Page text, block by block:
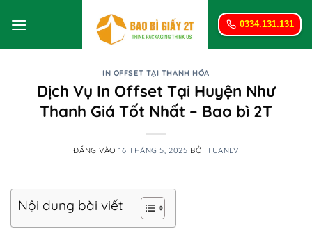
qua
0334.131.131
IN OFFSET TẠI THANH HÓA
Dịch Vụ In Offset Tại Huyện Như
Thanh Giá Tốt Nhất – Bao bì 2T
ĐĂNG VÀO16 THÁNG 5, 2025 BỞITUANLV
Nội dung bài viết